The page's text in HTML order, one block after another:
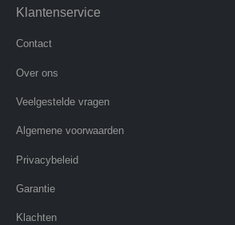
Klantenservice
Contact
Over ons
Veelgestelde vragen
Algemene voorwaarden
Privacybeleid
Garantie
Klachten